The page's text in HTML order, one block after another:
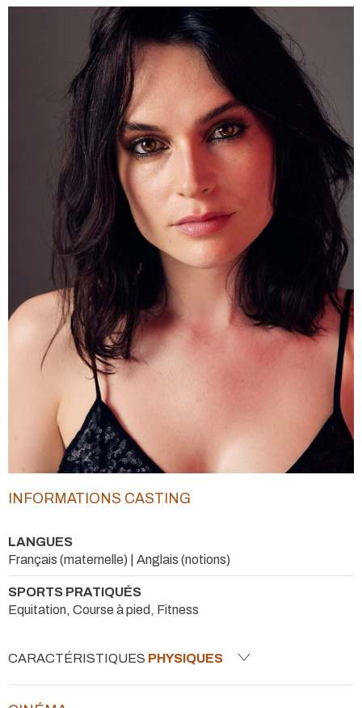
INFORMATIONS CASTING
LANGUES
Français (maternelle) | Anglais (notions)
SPORTS PRATIQUÉS
Equitation, Course à pied, Fitness
CARACTÉRISTIQUES PHYSIQUES